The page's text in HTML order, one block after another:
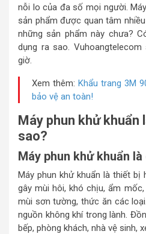
nỗi lo của đa số mọi người.
sản phẩm được quan tâm
những sản phẩm này chưa?
dụng ra sao.
giờ.
Xem thêm: Khẩu trang 3M
bảo vệ an toàn!
Máy phun khử khuẩn
sao?
Máy phun khử khuẩn là
Máy phun khử khuẩn là thiết
gây mùi hôi, khó chịu, ẩm
mùi sơn tường, thức ăn các
nguồn không khí trong lành.
bếp, phòng khách, nhà vệ sinh,